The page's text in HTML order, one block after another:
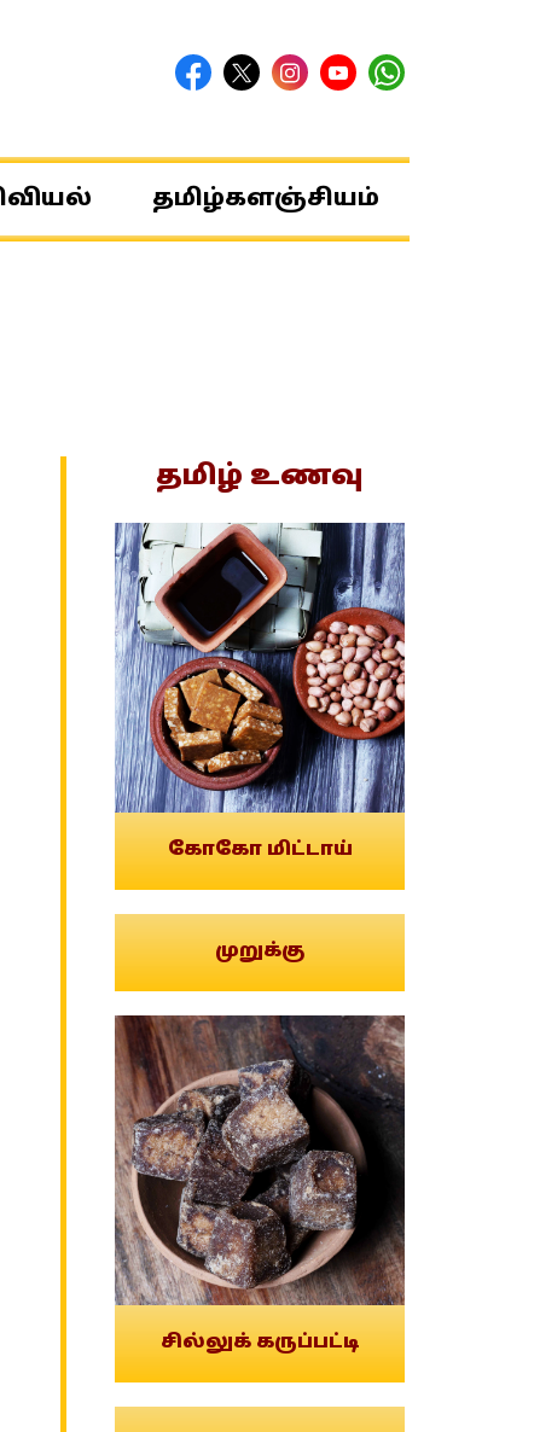
தமிழ்களஞ்சியம்
தமிழ் உணவு
கோகோ மிட்டாய்
முறுக்கு
சில்லுக் கருப்பட்டி